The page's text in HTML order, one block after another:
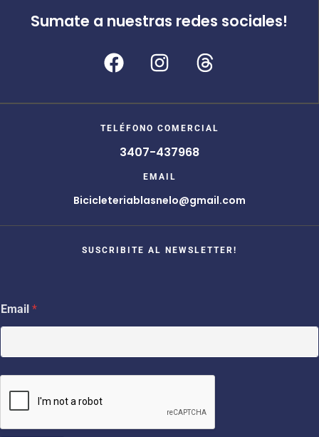
Sumate a nuestras redes sociales!
TELÉFONO COMERCIAL
3407-437968
EMAIL
Bicicleteriablasnelo@gmail.com
SUSCRIBITE AL NEWSLETTER!
*
E
a
l
Email *